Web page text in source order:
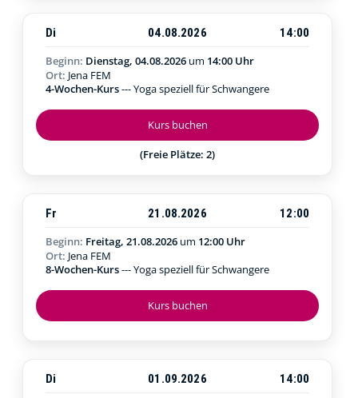
Kurs buchen
(Freie Plätze: 2)
Di 04.08.2026
14:00
Beginn: Dienstag, 04.08.2026 um 14:00 Uhr
Ort: Jena FEM
4-Wochen-Kurs--- Yoga speziell für Schwangere
Kurs buchen
Fr 21.08.2026
12:00
Beginn: Freitag, 21.08.2026 um 12:00 Uhr
Ort: Jena FEM
8-Wochen-Kurs--- Yoga speziell für Schwangere
Di 01.09.2026
14:00